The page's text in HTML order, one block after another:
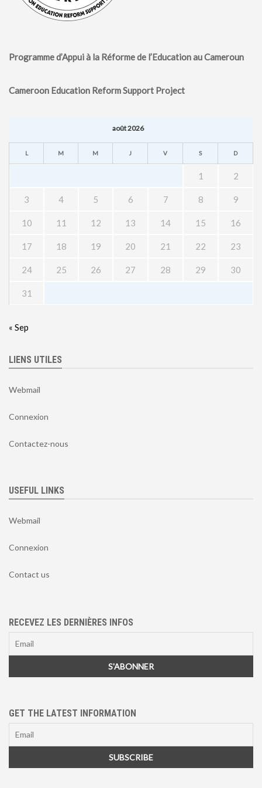
Programme d’Appui à la Réforme de l’Education au Cameroun
Cameroon Education Reform Support Project
août 2026
L M M J V S D
1 2
3 4 5 6 7 8 9
10 11 12 13 14 15 16
17 18 19 20 21 22 23
24 25 26 27 28 29 30
31
« Sep
LIENS UTILES
Webmail
Connexion
Contactez-nous
USEFUL LINKS
Webmail
Connexion
Contact us
RECEVEZ LES DERNIÈRES INFOS
GET THE LATEST INFORMATION